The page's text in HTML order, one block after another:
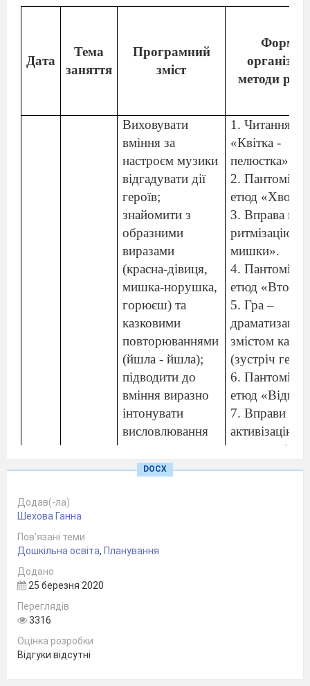
Дата
Тема
заняття
Програмний
зміст
Форми
методи
Вересень Казка «Квітка - пелюстка»
Виховувати
вміння за
настроєм музики
відгадувати дії
героїв;
знайомити з
образними
виразами
(красна-дівиця,
мишка-норушка,
горюєш) та
казковими
повторюваннями
(йшла - йшла);
підводити до
вміння виразно
інтонувати
висловлювання
проблемних
допомогою
1. Читання
«Квітка -
пелюстка».
2.
етюд
3. Вправа на
ритмізацію
мишки».
4.
етюд
5. Гра –
драматизація
змістом казки
(зустріч
6.
етюд
7. Вправи на
активізацію
лексики дітей.
8. Ігри
DOCX
Додав(-ла)
Шехова Ганна
Пов’язані теми
Дошкільна освіта, Планування
Додано
25 березня 2020
Переглядів
3316
Оцінка розробки
Відгуки відсутні